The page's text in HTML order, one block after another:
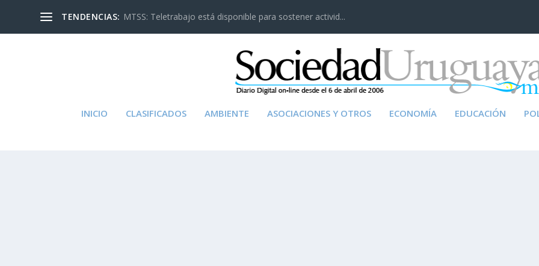
TENDENCIAS: MTSS: Teletrabajo está disponible para sostener activid...
INICIO CLASIFICADOS AMBIENTE ASOCIACIONES Y OTROS ECONOMÍA EDUCACIÓN